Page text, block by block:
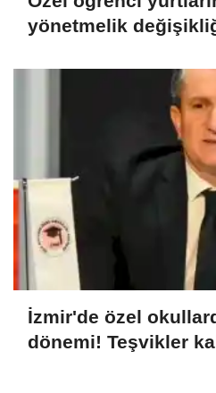
yönetmelik
İzmir'de özel
dönemi! Teşvikler